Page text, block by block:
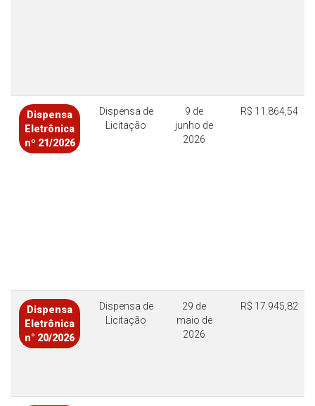
Dispensa
Eletrônica
nº 21/2026
Dispensa de
Licitação
9 de
junho de
2026
R$ 11.864,54
Dispensa
Eletrônica
n° 20/2026
Dispensa de
Licitação
29 de
maio de
2026
R$ 17.945,82